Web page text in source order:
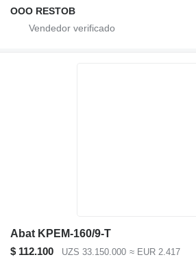
OOO RESTOB
Abat KPEM-160/9-T
$ 112.100
UZS 33.150.000 ≈ EUR 2.417